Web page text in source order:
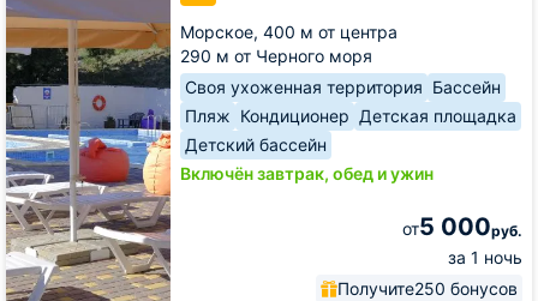
Морское, 400 м от центра
290 м от Черного моря
Своя ухоженная территория Бассейн
Пляж Кондиционер Детская площадка
Детский бассейн
Включён завтрак, обед и ужин
от5 000руб.
за 1 ночь
Получите250 бонусов